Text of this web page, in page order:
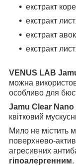
екстракт
екстракт
екстракт
екстракт
VENUS LAB
можна
особливо для
Jamu Clear
квітковий
Мило не містить
поверхнево-
агресивних
гіпоалергенним.